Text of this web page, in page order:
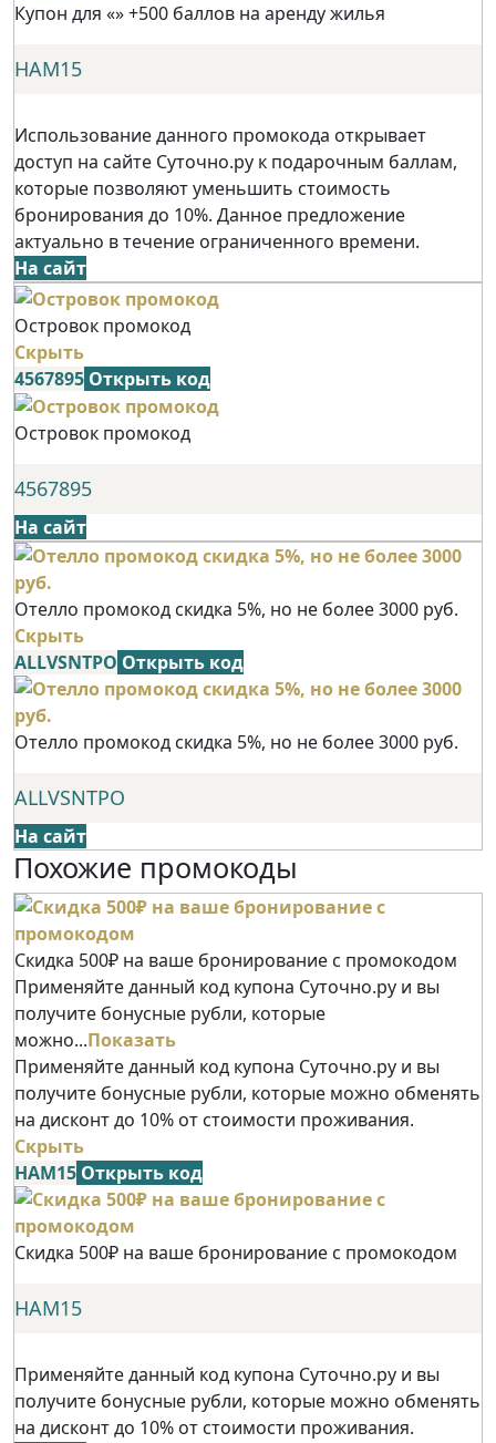
Купон для «» +500 баллов на аренду жилья
НАМ15
Использование данного промокода открывает
доступ на сайте Суточно.ру к подарочным баллам,
которые позволяют уменьшить стоимость
бронирования до 10%. Данное предложение
актуально в течение ограниченного времени.
На сайт
Островок промокод
Скрыть
4567895 Открыть код
Островок промокод
4567895
На сайт
Отелло промокод скидка 5%, но не более 3000 руб.
Скрыть
ALLVSNTPO Открыть код
Отелло промокод скидка 5%, но не более 3000 руб.
ALLVSNTPO
На сайт
Похожие промокоды
Скидка 500₽ на ваше бронирование с промокодом
Применяйте данный код купона Суточно.ру и вы
получите бонусные рубли, которые
можно...Показать
Применяйте данный код купона Суточно.ру и вы
получите бонусные рубли, которые можно обменять
на дисконт до 10% от стоимости проживания.
Скрыть
НАМ15 Открыть код
Скидка 500₽ на ваше бронирование с промокодом
НАМ15
Применяйте данный код купона Суточно.ру и вы
получите бонусные рубли, которые можно обменять
на дисконт до 10% от стоимости проживания.